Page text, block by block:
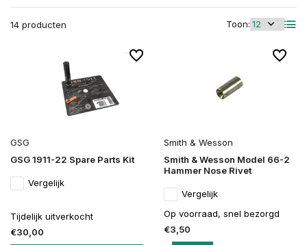
14 producten Toon:
GSG
GSG 1911-22 Spare Parts Kit
Vergelijk
Tijdelijk uitverkocht
€30,00
Smith & Wesson
Smith & Wesson Model 66-2
Hammer Nose Rivet
Vergelijk
Op voorraad, snel bezorgd
€3,50